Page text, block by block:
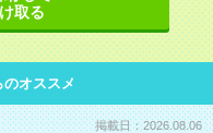
取る
オススメ
掲載日：2026.08.06